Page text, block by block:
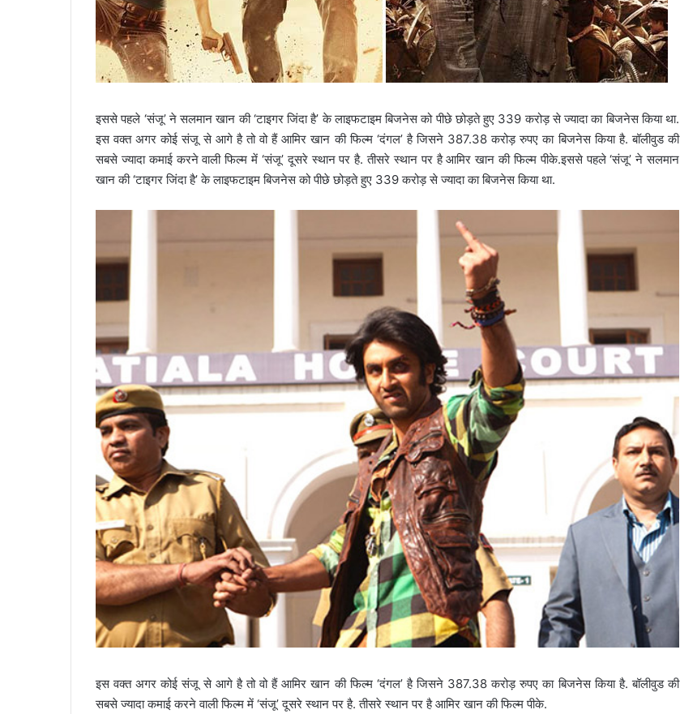
इससे पहले ‘संजू’ ने सलमान खान की ‘टाइगर जिंदा है’ के लाइफटाइम बिजनेस को पीछे छोड़ते हुए 339 करोड़ से ज्यादा का बिजनेस किया था.
इस वक्त अगर कोई संजू से आगे है तो वो हैं आमिर खान की फिल्म ‘दंगल’ है जिसने 387.38 करोड़ रुपए का बिजनेस किया है. बॉलीवुड की
सबसे ज्यादा कमाई करने वाली फिल्म में ‘संजू’ दूसरे स्थान पर है. तीसरे स्थान पर है आमिर खान की फिल्म पीके.इससे पहले ‘संजू’ ने सलमान
खान की ‘टाइगर जिंदा है’ के लाइफटाइम बिजनेस को पीछे छोड़ते हुए 339 करोड़ से ज्यादा का बिजनेस किया था.
इस वक्त अगर कोई संजू से आगे है तो वो हैं आमिर खान की फिल्म ‘दंगल’ है जिसने 387.38 करोड़ रुपए का बिजनेस किया है. बॉलीवुड की
सबसे ज्यादा कमाई करने वाली फिल्म में ‘संजू’ दूसरे स्थान पर है. तीसरे स्थान पर है आमिर खान की फिल्म पीके.